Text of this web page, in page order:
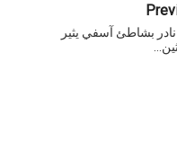
بشاطئ آسفي يثير